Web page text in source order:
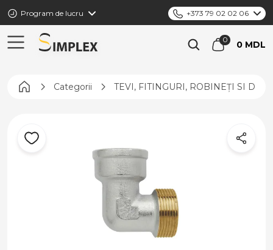
Program de lucru +373 79 02 02 06
0 MDL
Pagina principală
Categorii TEVI, FITINGURI, ROBINEȚI SI